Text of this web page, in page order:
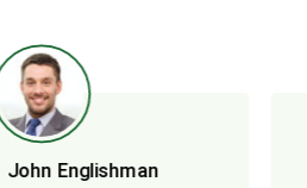
John Englishman